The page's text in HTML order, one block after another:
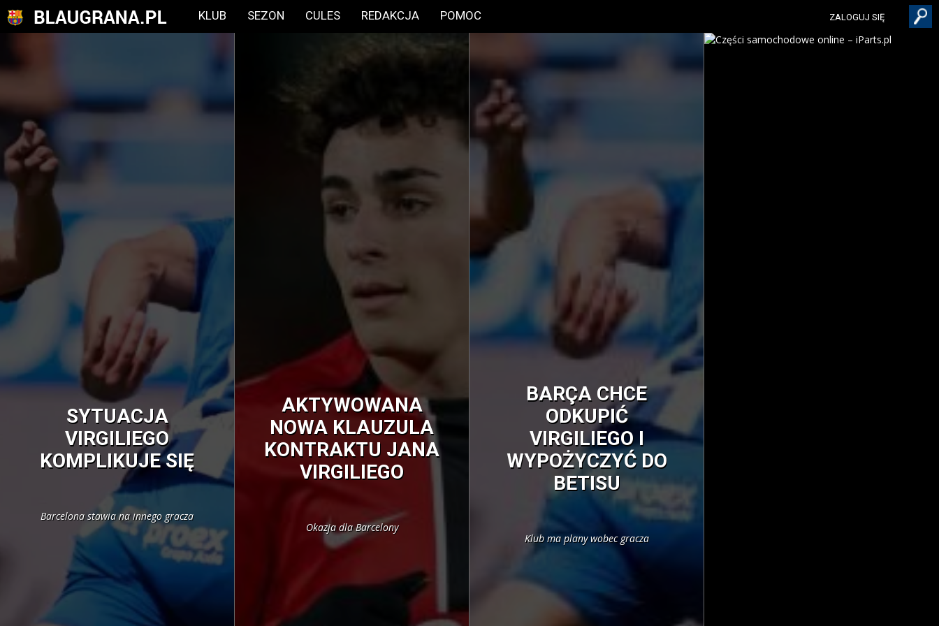
KLUB SEZON CULES REDAKCJA POMOC ZALOGUJ SIĘ
SYTUACJA
VIRGILIEGO
KOMPLIKUJE SIĘ
Barcelona stawia na innego gracza
AKTYWOWANA
NOWA KLAUZULA
KONTRAKTU JANA
VIRGILIEGO
Okazja dla Barcelony
BARÇA CHCE
ODKUPIĆ
VIRGILIEGO I
WYPOŻYCZYĆ DO
BETISU
Klub ma plany wobec gracza